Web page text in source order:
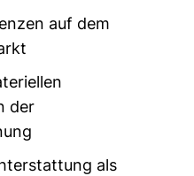
auf dem
der
als